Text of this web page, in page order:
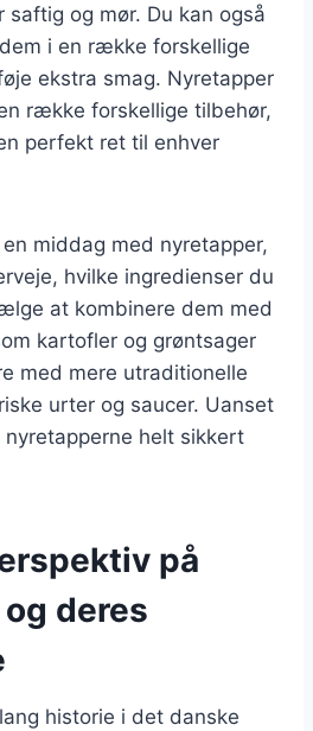
og mør. Du kan også
i en række forskellige
ekstra smag. Nyretapper
række forskellige tilbehør,
perfekt ret til enhver
middag med nyretapper,
hvilke ingredienser du
at kombinere dem med
kartofler og grøntsager
med mere utraditionelle
urter og saucer. Uanset
helt sikkert
på
deres
historie i det danske